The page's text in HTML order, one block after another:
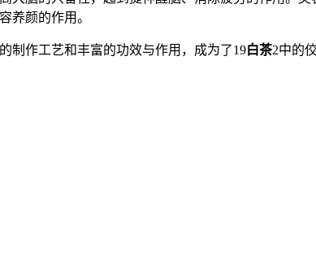
养颜的作用。
制作工艺和丰富的功效与作用，成为了19白茶2中的